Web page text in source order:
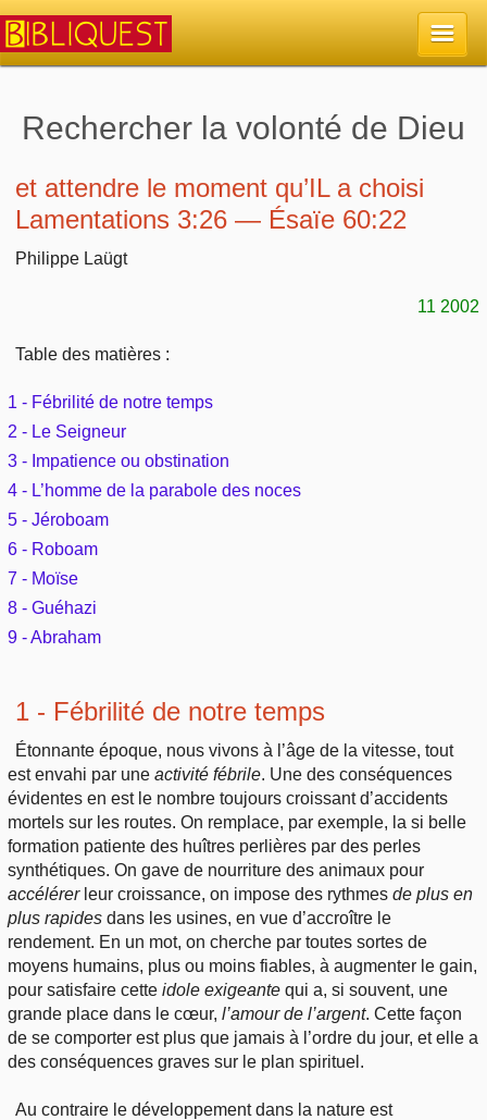
Retour à l'accueil
Autres sites chrétiens
Outils
Paramètres
Écoutez la Bible
Rechercher (concordance)
Au sujet de la Bible
Études et commentaires par passage
Sujets
Tous les sujets
Dieu
La Bible
L'Évangile, le Salut
Mort, résurrection
L'Église, l'Assemblée
Sanctification
Vie pratique
Mariage, famille
Sujets de A à Z
Personnages bibliques
Édification
Commentaires journaliers
COURS Bibliques - GUIDES de lecture
Rechercher dans le site
Sujets de A à Z
Rechercher dans la Bible
Études et commentaires par passage
Dictionnaires bibliques
Sommaires
Aperçus Livres de la Bible
Rechercher la volonté de Dieu
et attendre le moment qu’IL a choisi
Lamentations 3:26 — Ésaïe 60:22
Philippe Laügt
11 2002
Table des matières :
1 - Fébrilité de notre temps
2 - Le Seigneur
3 - Impatience ou obstination
4 - L’homme de la parabole des noces
5 - Jéroboam
6 - Roboam
7 - Moïse
8 - Guéhazi
9 - Abraham
1 - Fébrilité de notre temps
Étonnante époque, nous vivons à l’âge de la vitesse, tout
est envahi par une activité fébrile. Une des conséquences
évidentes en est le nombre toujours croissant d’accidents
mortels sur les routes. On remplace, par exemple, la si belle
formation patiente des huîtres perlières par des perles
synthétiques. On gave de nourriture des animaux pour
accélérerleur croissance, on impose des rythmes de plus en
plus rapides dans les usines, en vue d’accroître le
rendement. En un mot, on cherche par toutes sortes de
moyens humains, plus ou moins fiables, à augmenter le gain,
pour satisfaire cette idole exigeante qui a, si souvent, une
grande place dans le cœur, l’amourde l’argent. Cette façon
de se comporter est plus que jamais à l’ordre du jour, et elle a
des conséquences graves sur le plan spirituel.
Au contraire le développement dans la nature est